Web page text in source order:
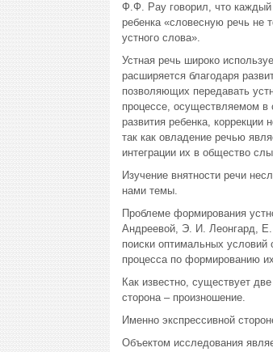
Ф.Ф. Рау говорил, что каждый
ребенка «словесную речь не
устного слова».
Устная речь широко
расширяется благодаря
позволяющих передавать
процессе, осуществляемом в
развития ребенка,
так как овладение речью
интеграции их в общество
Изучение внятности речи
нами темы.
Проблеме формирования
Андреевой, Э. И. Леонгард,
поиски оптимальных условий
процесса по формированию
Как известно, существует
сторона – произношение.
Именно экспрессивной
Объектом исследования